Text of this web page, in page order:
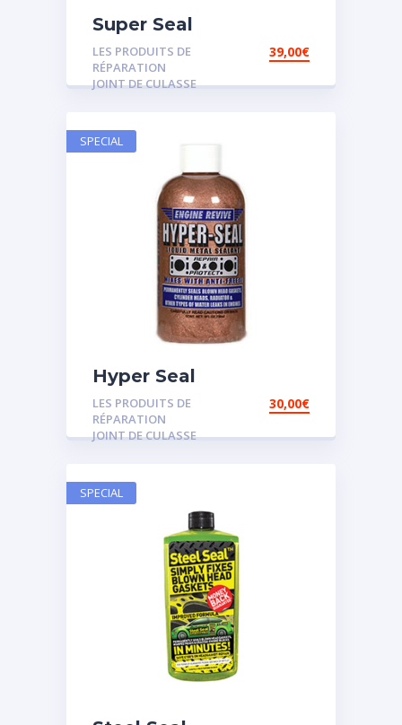
Super Seal
LES PRODUITS DE
RÉPARATION
JOINT DE CULASSE
39,00€
Hyper Seal
LES PRODUITS DE
RÉPARATION
JOINT DE CULASSE
30,00€
SPECIAL
SPECIAL